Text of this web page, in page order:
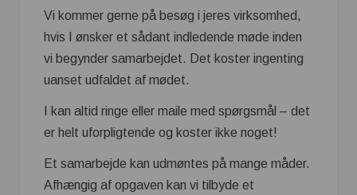
Vi kommer gerne på besøg i jeres virksomhed,
hvis I ønsker et sådant indledende møde inden
vi begynder samarbejdet. Det koster ingenting
uanset udfaldet af mødet.
I kan altid ringe eller maile med spørgsmål – det
er helt uforpligtende og koster ikke noget!
Et samarbejde kan udmøntes på mange måder.
Afhængig af opgaven kan vi tilbyde et